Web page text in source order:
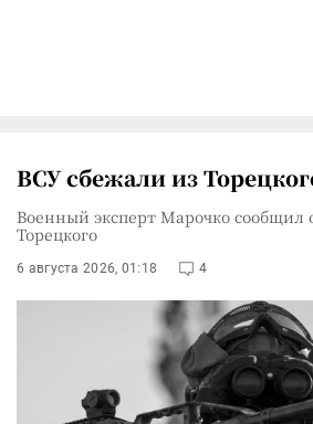
ВСУ сбежали из
Военный эксперт Марочко сообщил
Торецкого
6 августа 2026, 01:18 4